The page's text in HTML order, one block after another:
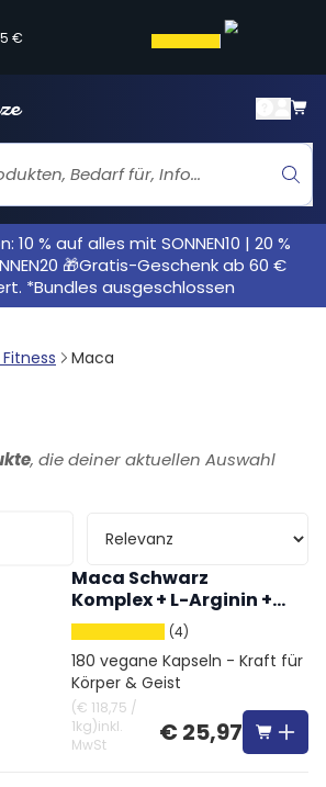
€
% auf alles mit SONNEN10 | 20 %
🎁Gratis-Geschenk ab 60 €
*Bundles ausgeschlossen
Maca
, die deiner aktuellen Auswahl
Maca Schwarz
Komplex + L-Arginin +
Tribulus + Ginseng
(4)
180 vegane Kapseln - Kraft für
Körper & Geist
(€ 118,75 /
1kg)inkl.
MwSt
€ 25,97